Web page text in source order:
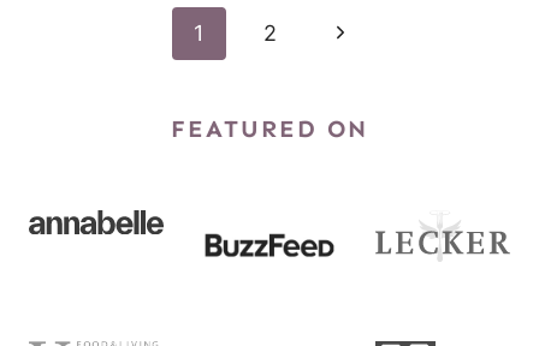
1 2
N
c
FEATURED ON